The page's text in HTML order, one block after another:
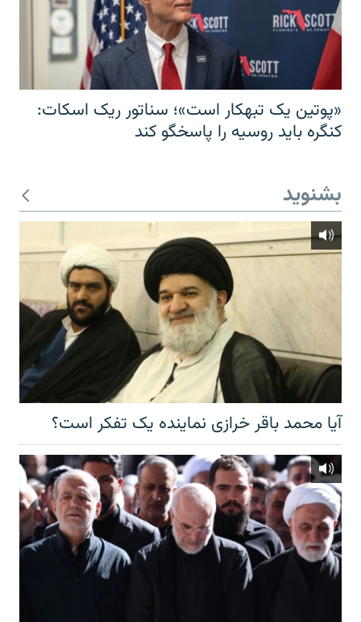
«پوتین یک تبهکار است»؛ سناتور ریک اسکات:
کنگره باید روسیه را پاسخگو کند
بشنوید
آیا محمد باقر خرازی نماینده یک تفکر است؟